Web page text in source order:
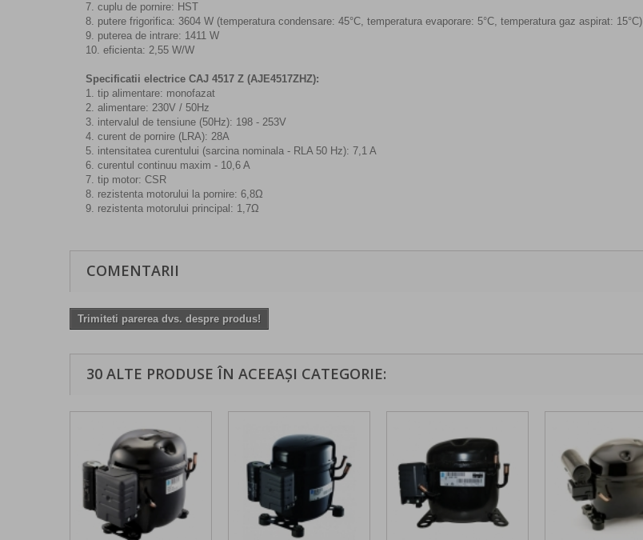
7. cuplu de pornire: HST
8. putere frigorifica: 3604 W (temperatura condensare: 45°C, temperatura evaporare: 5°C, temperatura gaz aspirat: 15°C)
9. puterea de intrare: 1411 W
10. eficienta: 2,55 W/W
Specificatii electrice CAJ 4517 Z (AJE4517ZHZ):
1. tip alimentare: monofazat
2. alimentare: 230V / 50Hz
3. intervalul de tensiune (50Hz): 198 - 253V
4. curent de pornire (LRA): 28A
5. intensitatea curentului (sarcina nominala - RLA 50 Hz): 7,1 A
6. curentul continuu maxim - 10,6 A
7. tip motor: CSR
8. rezistenta motorului la pornire: 6,8Ω
9. rezistenta motorului principal: 1,7Ω
COMENTARII
Trimiteti parerea dvs. despre produs!
30 ALTE PRODUSE ÎN ACEEAȘI CATEGORIE: